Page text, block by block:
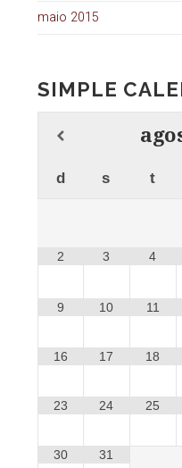
maio 2015
SIMPLE
d s t
2 3 4
9 10 11
16 17 18
23 24 25
30 31